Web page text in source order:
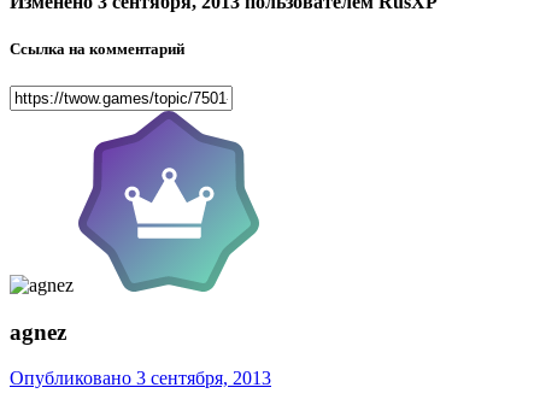
Ссылка на комментарий
agnez
Опубликовано 3 сентября, 2013